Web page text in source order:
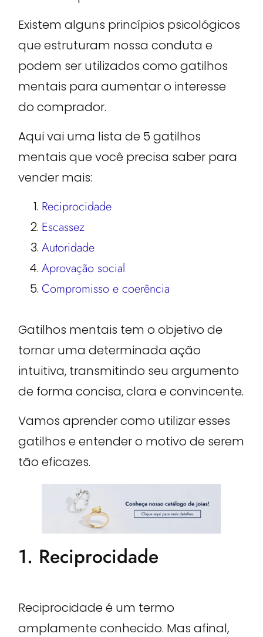
Existem alguns princípios psicológicos
que estruturam nossa conduta e
podem ser utilizados como gatilhos
mentais para aumentar o interesse
do comprador.
Aqui vai uma lista de 5 gatilhos
mentais que você precisa saber para
vender mais:
Reciprocidade
Escassez
Autoridade
Aprovação social
Compromisso e coerência
Gatilhos mentais tem o objetivo de
tornar uma determinada ação
intuitiva, transmitindo seu argumento
de forma concisa, clara e convincente.
Vamos aprender como utilizar esses
gatilhos e entender o motivo de serem
tão eficazes.
1. Reciprocidade
Reciprocidade é um termo
amplamente conhecido. Mas afinal,